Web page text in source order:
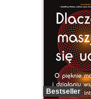
Bestseller